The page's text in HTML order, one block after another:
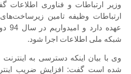
وزیر ارتباطات و فناوری اطلاعات
ارتباطات وظیفه تامین
شبکه ملی اطلاعات اجرا شود.
وی با بیان اینکه دسترسی به اینترنت
شده است گفت: افزایش ضریب